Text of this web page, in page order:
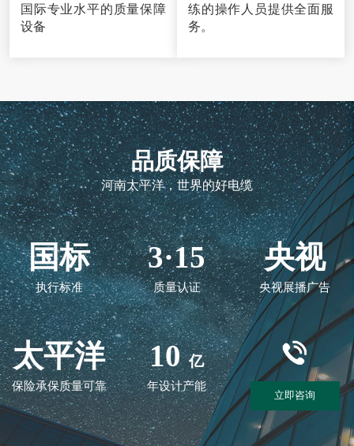
国际专业水平的质量保障
设备
练的操作人员提供全面服
务。
品质保障
河南太平洋，世界的好电缆
国标
执行标准
3·15
质量认证
央视
央视展播广告
太平洋
保险承保质量可靠
10 亿
年设计产能
立即咨询